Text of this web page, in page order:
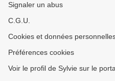
Signaler un abus
C.G.U.
Cookies et données
Préférences cookies
Voir le profil de Sylvie sur le